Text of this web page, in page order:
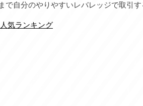
で自分のやりやすいレバレッジで取引す
気ランキング